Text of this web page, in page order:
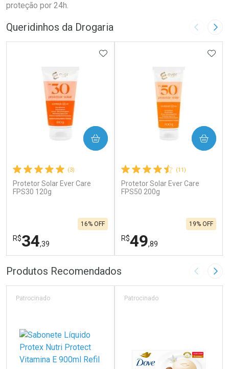
proteção por 24h.
Queridinhos da Drogaria Imagem
(3)
Protetor Solar Ever Care
FPS30 120g
R$34,39
16% OFF
ADICIONAR AOS FAVORITOS
COMPRAR
FECHAR
Laboratório
FECHAR
Por Menos
(11)
Protetor Solar Ever Care
FPS50 200g
R$49,89
19% OFF
COMPRAR
Laboratório
Por Menos
Produtos Recomendados Imagem
Patrocinado Patrocinado